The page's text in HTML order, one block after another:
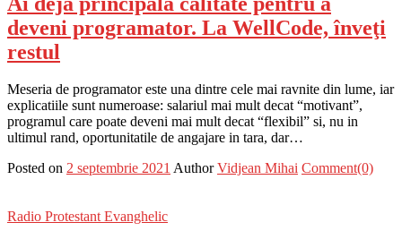
deveni programator. La WellCode, înveţi
restul
Meseria de programator este una dintre cele mai ravnite din lume, iar
explicatiile sunt numeroase: salariul mai mult decat “motivant”,
programul care poate deveni mai mult decat “flexibil” si, nu in
ultimul rand, oportunitatile de angajare in tara, dar…
Posted on 2 septembrie 2021 Author Vidjean Mihai Comment(0)
Radio Protestant Evanghelic